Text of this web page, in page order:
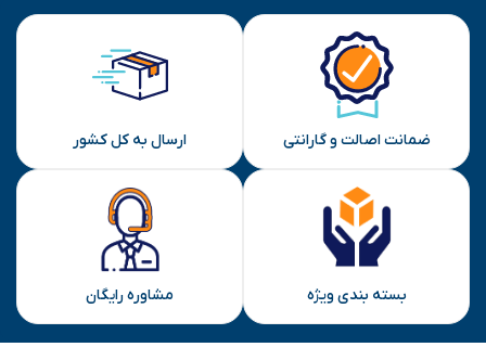
ارسال
ضمانت اصالت و گارانتی ارسال به کل کشور
بسته بندی ویژه مشاوره رایگان